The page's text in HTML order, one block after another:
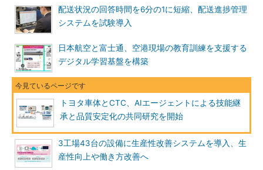
配送状況の回答時間を6分の1に短縮、配送進捗管理
システムを試験導入
日本航空と富士通、空港現場の教育訓練を支援する
デジタル学習基盤を構築
トヨタ車体とCTC、AIエージェントによる技能継
承と品質安定化の共同研究を開始
3工場43台の設備に生産性改善システムを導入、生
産性向上や働き方改善へ